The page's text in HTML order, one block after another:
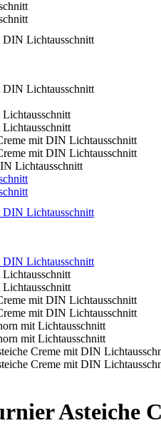
Lichtausschnitt
Asteiche